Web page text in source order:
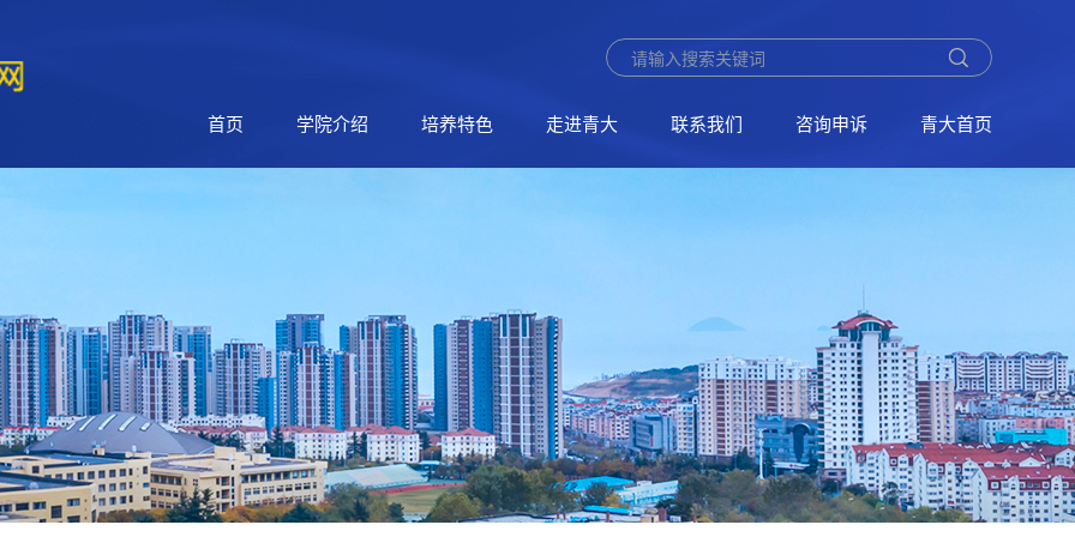
首页 学院介绍 培养特色 走进青大 联系我们 咨询申诉 青大首页